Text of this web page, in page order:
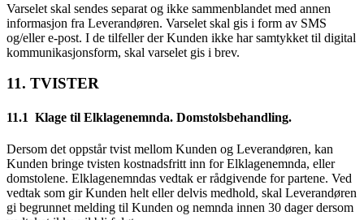
Varselet skal sendes separat og ikke sammenblandet med annen
informasjon fra Leverandøren. Varselet skal gis i form av SMS
og/eller e-post. I de tilfeller der Kunden ikke har samtykket til digital
kommunikasjonsform, skal varselet gis i brev.
11. TVISTER
11.1 Klage til Elklagenemnda. Domstolsbehandling.
Dersom det oppstår tvist mellom Kunden og Leverandøren, kan
Kunden bringe tvisten kostnadsfritt inn for Elklagenemnda, eller
domstolene. Elklagenemndas vedtak er rådgivende for partene. Ved
vedtak som gir Kunden helt eller delvis medhold, skal Leverandøren
gi begrunnet melding til Kunden og nemnda innen 30 dager dersom